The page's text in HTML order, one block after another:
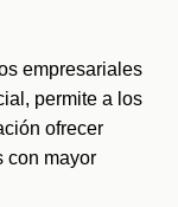
empresariales
permite a los
ofrecer
con mayor